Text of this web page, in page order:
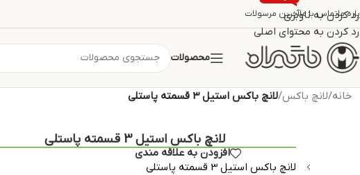
رد کردن به ناوبری
رد کردن به محتوای اصلی
ماتماس با ماآخرین مرسولات
محصولات
خانه/لانچ باکس/لانچ باکس استیل 3 قسمته پاستلی
لانچ باکس استیل 3 قسمته پاستلی
افزودن به علاقه مندی
لانچ باکس استیل 3 قسمته پاستلی